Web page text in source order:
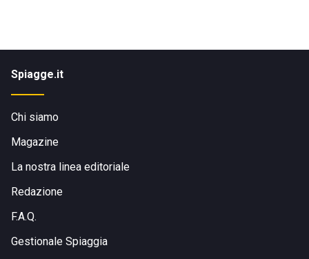
Spiagge.it
Chi siamo
Magazine
La nostra linea editoriale
Redazione
F.A.Q.
Gestionale Spiaggia